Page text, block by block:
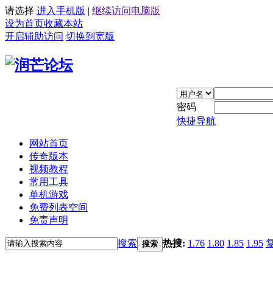
请选择 进入手机版 | 继续访问电脑版
设为首页收藏本站
开启辅助访问 切换到宽版
密码
快捷导航
网站首页
传奇版本
视频教程
常用工具
单机游戏
免费列表空间
免责声明
搜索 搜索 热搜: 1.76 1.80 1.85 1.95